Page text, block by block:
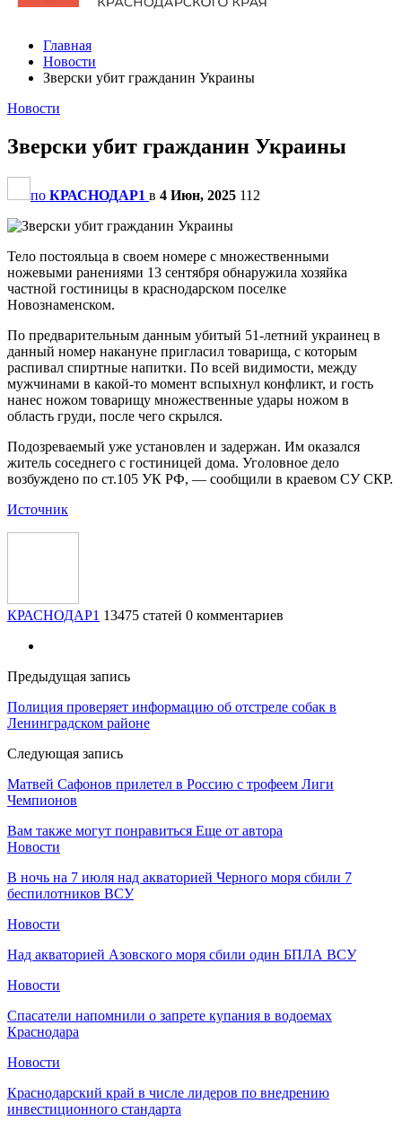
Главная
Новости
Зверски убит гражданин Украины
Новости
Зверски убит гражданин Украины
по КРАСНОДАР1 в 4 Июн, 2025 112
Тело постояльца в своем номере с множественными
ножевыми ранениями 13 сентября обнаружила хозяйка
частной гостиницы в краснодарском поселке
Новознаменском.
По предварительным данным убитый 51-летний украинец в
данный номер накануне пригласил товарища, с которым
распивал спиртные напитки. По всей видимости, между
мужчинами в какой-то момент вспыхнул конфликт, и гость
нанес ножом товарищу множественные удары ножом в
область груди, после чего скрылся.
Подозреваемый уже установлен и задержан. Им оказался
житель соседнего с гостиницей дома. Уголовное дело
возбуждено по ст.105 УК РФ, — сообщили в краевом СУ СКР.
Источник
КРАСНОДАР1 13475 статей 0 комментариев
Предыдущая запись
Полиция проверяет информацию об отстреле собак в
Ленинградском районе
Следующая запись
Матвей Сафонов прилетел в Россию с трофеем Лиги
Чемпионов
Вам также могут понравиться Еще от автора
Новости
В ночь на 7 июля над акваторией Черного моря сбили 7
беспилотников ВСУ
Новости
Над акваторией Азовского моря сбили один БПЛА ВСУ
Новости
Спасатели напомнили о запрете купания в водоемах
Краснодара
Новости
Краснодарский край в числе лидеров по внедрению
инвестиционного стандарта